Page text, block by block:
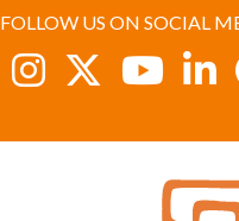
FOLLOW US ON SOCIAL